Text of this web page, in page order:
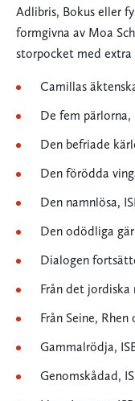
Adlibris, Bokus eller
formgivna av Moa
storpocket med extra
Camillas
De fem pärlorna,
Den befriade
Den förödda
Den namnlösa,
Den odödliga
Dialogen
Från det jordiska
Från Seine, Rhen
Gammalrödja,
Genomskådad,